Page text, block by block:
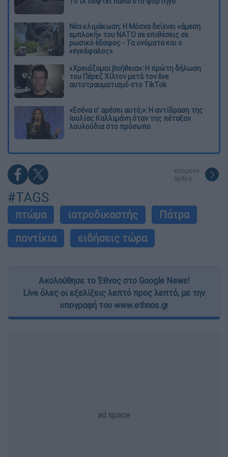
Νέα κλιμάκωση: Η Μόσχα δείχνει «άμεση
εμπλοκή» του ΝΑΤΟ σε επιθέσεις σε
ρωσικό έδαφος - Τα ονόματα και ο
«εγκέφαλος»
«Χρειάζομαι βοήθεια»: Η πρώτη δήλωση
του Πέρεζ Χίλτον μετά τον live
αυτοτραυματισμό στο TikTok
«Εσένα σ’ αρέσει αυτό;»: Η αντίδραση της
Ιουλίας Καλλιμάνη όταν της πέταξαν
λουλούδια στο πρόσωπο
επόμενο
άρθρο
#TAGS
πτώμα ιατροδικαστής
Πάτρα
ποντίκια
ειδήσεις τώρα
Ακολούθησε το Έθνος στο Google News!
Live όλες οι εξελίξεις λεπτό προς λεπτό, με την
υπογραφή του www.ethnos.gr